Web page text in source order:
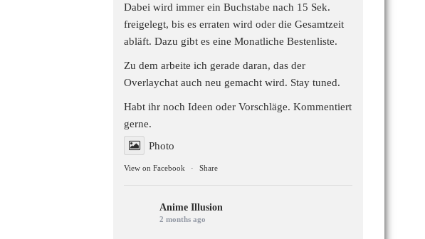
Dabei wird immer ein Buchstabe nach 15 Sek.
freigelegt, bis es erraten wird oder die Gesamtzeit
abläft. Dazu gibt es eine Monatliche Bestenliste.
Zu dem arbeite ich gerade daran, das der
Overlaychat auch neu gemacht wird. Stay tuned.
Habt ihr noch Ideen oder Vorschläge. Kommentiert
gerne.
Photo
View on Facebook · Share
Anime Illusion
2 months ago